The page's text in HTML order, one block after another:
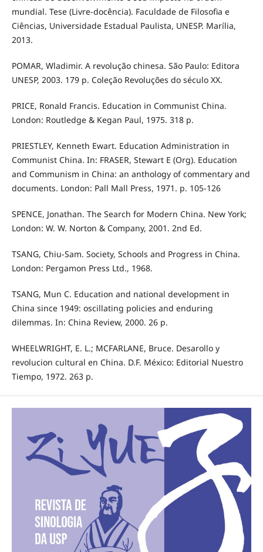
mundial. Tese (Livre-docência). Faculdade de Filosofia e
Ciências, Universidade Estadual Paulista, UNESP. Marília,
2013.
POMAR, Wladimir. A revolução chinesa. São Paulo: Editora
UNESP, 2003. 179 p. Coleção Revoluções do século XX.
PRICE, Ronald Francis. Education in Communist China.
London: Routledge & Kegan Paul, 1975. 318 p.
PRIESTLEY, Kenneth Ewart. Education Administration in
Communist China. In: FRASER, Stewart E (Org). Education
and Communism in China: an anthology of commentary and
documents. London: Pall Mall Press, 1971. p. 105-126
SPENCE, Jonathan. The Search for Modern China. New York;
London: W. W. Norton & Company, 2001. 2nd Ed.
TSANG, Chiu-Sam. Society, Schools and Progress in China.
London: Pergamon Press Ltd., 1968.
TSANG, Mun C. Education and national development in
China since 1949: oscillating policies and enduring
dilemmas. In: China Review, 2000. 26 p.
WHEELWRIGHT, E. L.; MCFARLANE, Bruce. Desarollo y
revolucion cultural en China. D.F. México: Editorial Nuestro
Tiempo, 1972. 263 p.